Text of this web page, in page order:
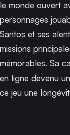
le monde ouvert
personnages
Santos et ses
missions
mémorables. Sa
en ligne devenu
ce jeu une